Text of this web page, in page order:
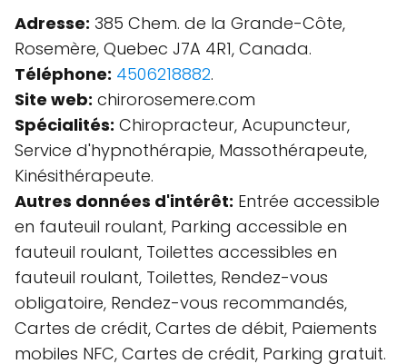
Adresse: 385 Chem. de la Grande-Côte,
Rosemère, Quebec J7A 4R1, Canada.
Téléphone: 4506218882.
Site web: chirorosemere.com
Spécialités: Chiropracteur, Acupuncteur,
Service d'hypnothérapie, Massothérapeute,
Kinésithérapeute.
Autres données d'intérêt: Entrée accessible
en fauteuil roulant, Parking accessible en
fauteuil roulant, Toilettes accessibles en
fauteuil roulant, Toilettes, Rendez-vous
obligatoire, Rendez-vous recommandés,
Cartes de crédit, Cartes de débit, Paiements
mobiles NFC, Cartes de crédit, Parking gratuit.